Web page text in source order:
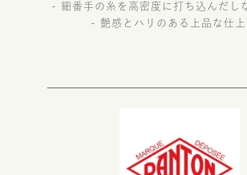
- 細番手の糸を高密度に打ち込んだし
- 艶感とハリのある上品な仕上